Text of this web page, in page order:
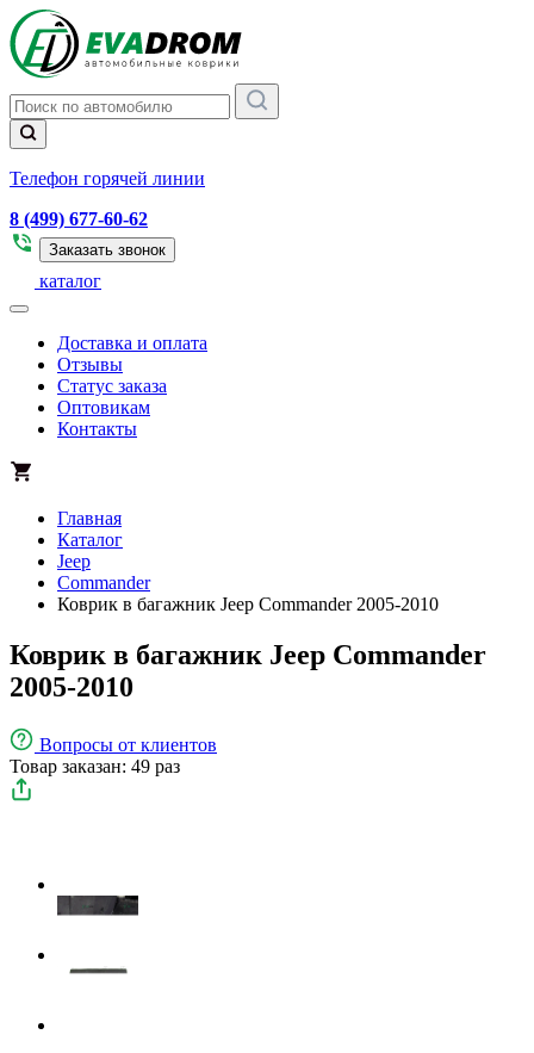
Телефон горячей линии
8 (499) 677-60-62
Заказать звонок
каталог
Доставка и оплата
Отзывы
Статус заказа
Оптовикам
Контакты
Главная
Каталог
Jeep
Commander
Коврик в багажник Jeep Commander 2005-2010
Коврик в багажник Jeep Commander
2005-2010
Вопросы от клиентов
Товар заказан: 49 раз